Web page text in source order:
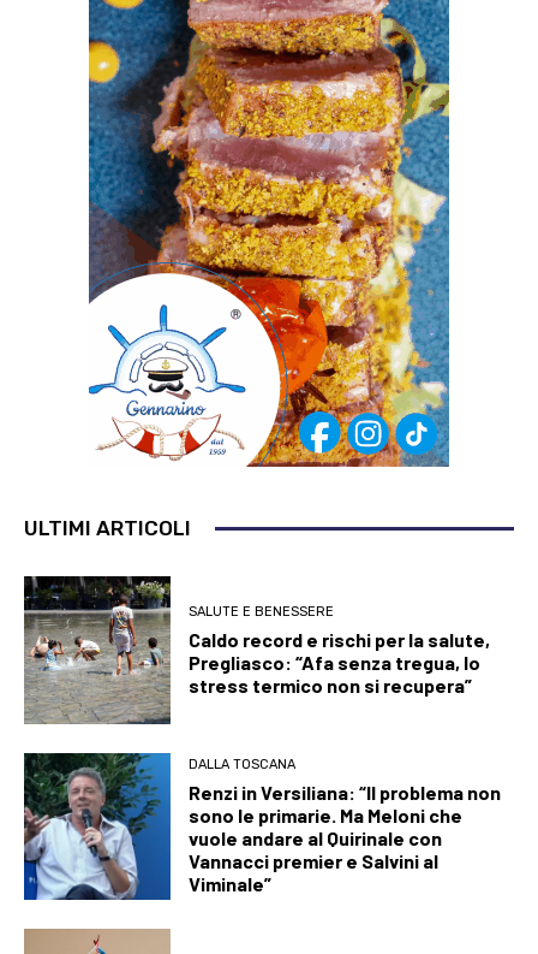
ULTIMI ARTICOLI
SALUTE E BENESSERE
Caldo record e rischi per la salute,
Pregliasco: “Afa senza tregua, lo
stress termico non si recupera”
DALLA TOSCANA
Renzi in Versiliana: “Il problema non
sono le primarie. Ma Meloni che
vuole andare al Quirinale con
Vannacci premier e Salvini al
Viminale”